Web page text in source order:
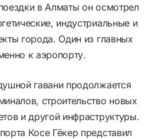
в Алматы он осмотрел
индустриальные и
города. Один из главных
к аэропорту.
гавани продолжается
строительство новых
и другой инфраструктуры.
Косе Гёкер представил